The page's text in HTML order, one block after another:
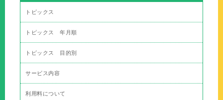
トピックス
トピックス 年月順
トピックス 目的別
サービス内容
利用料について